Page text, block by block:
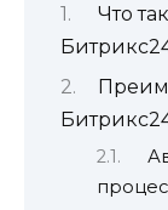
Что